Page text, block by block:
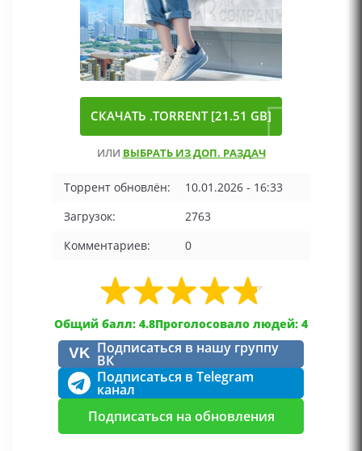
СКАЧАТЬ .TORRENT [21.51 GB]
ИЛИ ВЫБРАТЬ ИЗ ДОП. РАЗДАЧ
Торрент обновлён:
10.01.2026 - 16:33
Загрузок:
2763
Комментариев:
0
Общий балл: 4.8Проголосовало людей: 4
VK Подписаться в нашу группу
ВК
Подписаться в Telegram
канал
Подписаться на обновления